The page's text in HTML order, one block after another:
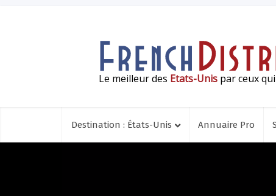
Le meilleur des Etats-Unis par ceux
Destination : États-Unis Annuaire Pro